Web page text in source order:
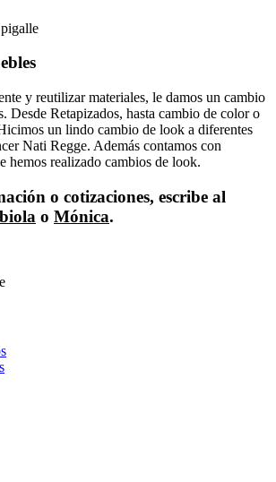
y reutilizar materiales, le damos un cambio
Desde Retapizados, hasta cambio de color o
un lindo cambio de look a diferentes
Nati Regge. Además contamos con
hemos realizado cambios de look.
o cotizaciones, escribe al
o Mónica.